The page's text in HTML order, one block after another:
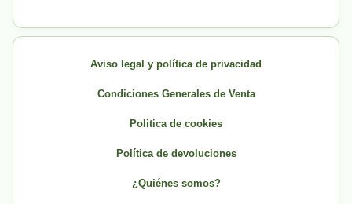
Aviso legal y política de privacidad
Condiciones Generales de Venta
Politica de cookies
Política de devoluciones
¿Quiénes somos?